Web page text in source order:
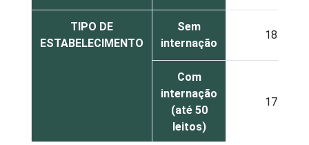
TIPO DE
ESTABELECIMENTO
Sem
internação
18
Com
internação
(até 50
leitos)
17